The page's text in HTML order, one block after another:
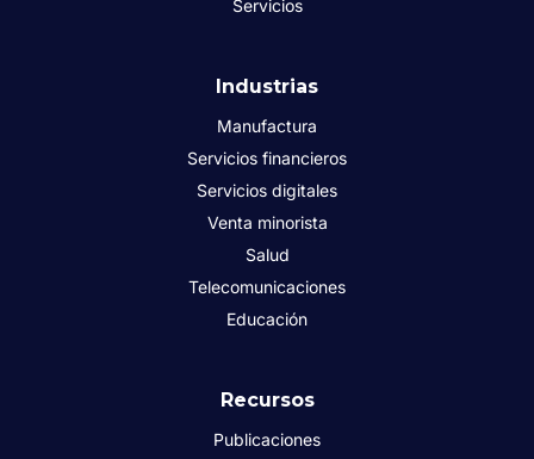
Servicios
Industrias
Manufactura
Servicios financieros
Servicios digitales
Venta minorista
Salud
Telecomunicaciones
Educación
Recursos
Publicaciones